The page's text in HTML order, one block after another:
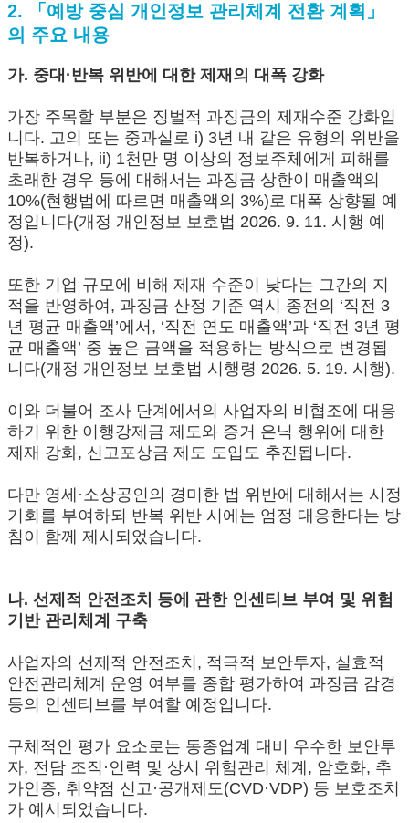
2. 「예방 중심 개인정보 관리체계 전환 계획」
의 주요 내용
가. 중대·반복 위반에 대한 제재의 대폭 강화
가장 주목할 부분은 징벌적 과징금의 제재수준 강화입
니다. 고의 또는 중과실로 i) 3년 내 같은 유형의 위반을
반복하거나, ii) 1천만 명 이상의 정보주체에게 피해를
초래한 경우 등에 대해서는 과징금 상한이 매출액의
10%(현행법에 따르면 매출액의 3%)로 대폭 상향될 예
정입니다(개정 개인정보 보호법 2026. 9. 11. 시행 예
정).
또한 기업 규모에 비해 제재 수준이 낮다는 그간의 지
적을 반영하여, 과징금 산정 기준 역시 종전의 ‘직전 3
년 평균 매출액’에서, ‘직전 연도 매출액’과 ‘직전 3년 평
균 매출액’ 중 높은 금액을 적용하는 방식으로 변경됩
니다(개정 개인정보 보호법 시행령 2026. 5. 19. 시행).
이와 더불어 조사 단계에서의 사업자의 비협조에 대응
하기 위한 이행강제금 제도와 증거 은닉 행위에 대한
제재 강화, 신고포상금 제도 도입도 추진됩니다.
다만 영세·소상공인의 경미한 법 위반에 대해서는 시정
기회를 부여하되 반복 위반 시에는 엄정 대응한다는 방
침이 함께 제시되었습니다.
나. 선제적 안전조치 등에 관한 인센티브 부여 및 위험
기반 관리체계 구축
사업자의 선제적 안전조치, 적극적 보안투자, 실효적
안전관리체계 운영 여부를 종합 평가하여 과징금 감경
등의 인센티브를 부여할 예정입니다.
구체적인 평가 요소로는 동종업계 대비 우수한 보안투
자, 전담 조직·인력 및 상시 위험관리 체계, 암호화, 추
가인증, 취약점 신고·공개제도(CVD·VDP) 등 보호조치
가 예시되었습니다.